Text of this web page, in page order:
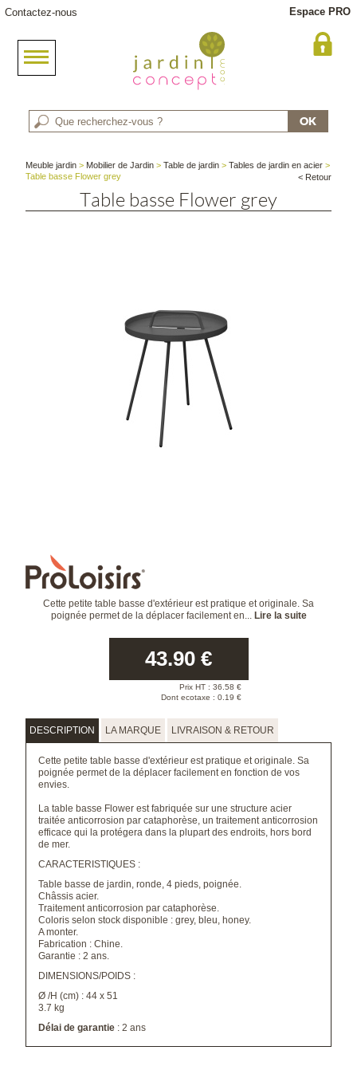
Contactez-nous Espace PRO
Meuble jardin > Mobilier de Jardin >Table de jardin >Tables de jardin en acier >
Table basse Flower grey
< Retour
Table basse Flower grey
Cette petite table basse d'extérieur est pratique et originale. Sa
poignée permet de la déplacer facilement en... Lire la suite
43.90 €
Prix HT : 36.58 €
Dont ecotaxe : 0.19 €
DESCRIPTION LA MARQUE LIVRAISON & RETOUR
Cette petite table basse d'extérieur est pratique et originale. Sa
poignée permet de la déplacer facilement en fonction de vos
envies.
La table basse Flower est fabriquée sur une structure acier
traitée anticorrosion par cataphorèse, un traitement anticorrosion
efficace qui la protégera dans la plupart des endroits, hors bord
de mer.
CARACTERISTIQUES :
Table basse de jardin, ronde, 4 pieds, poignée.
Châssis acier.
Traitement anticorrosion par cataphorèse.
Coloris selon stock disponible : grey, bleu, honey.
A monter.
Fabrication : Chine.
Garantie : 2 ans.
DIMENSIONS/POIDS :
Ø /H (cm) : 44 x 51
3.7 kg
Délai de garantie : 2 ans